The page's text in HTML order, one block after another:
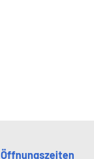
Öffnungszeiten